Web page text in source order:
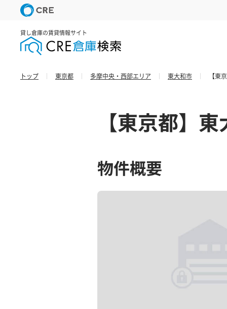
貸し倉庫の賃貸情報サイト
トップ 東京都 多摩中央・西部エリア 東大和市 【東
【東京都】
物件概要